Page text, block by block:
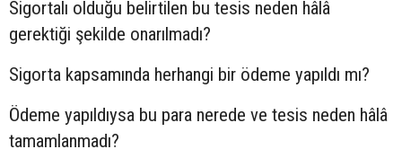
Sigortalı olduğu belirtilen bu tesis neden hâlâ
gerektiği şekilde onarılmadı?
Sigorta kapsamında herhangi bir ödeme yapıldı mı?
Ödeme yapıldıysa bu para nerede ve tesis neden hâlâ
tamamlanmadı?